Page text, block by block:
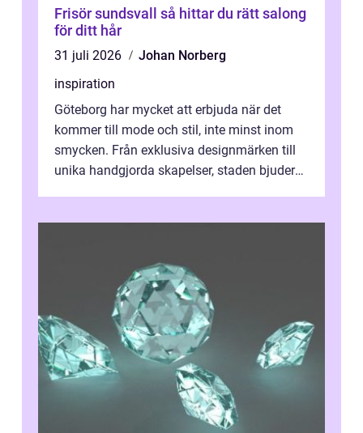
Frisör sundsvall så hittar du rätt salong
för ditt hår
31 juli 2026
Johan Norberg
inspiration
Göteborg har mycket att erbjuda när det
kommer till mode och stil, inte minst inom
smycken. Från exklusiva designmärken till
unika handgjorda skapelser, staden bjuder